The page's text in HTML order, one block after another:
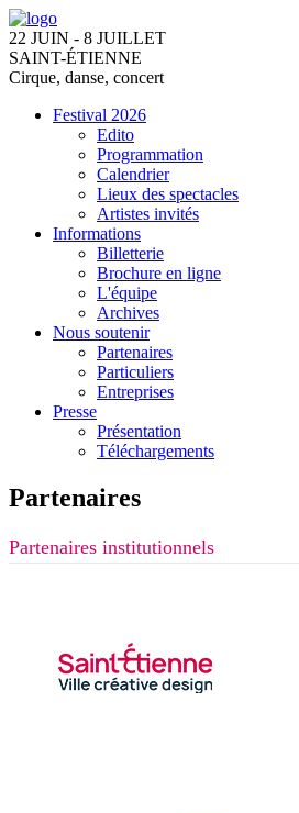
22 JUIN - 8 JUILLET
SAINT-ÉTIENNE
Cirque, danse, concert
Festival 2026
Edito
Programmation
Calendrier
Lieux des spectacles
Artistes invités
Informations
Billetterie
Brochure en ligne
L'équipe
Archives
Nous soutenir
Partenaires
Particuliers
Entreprises
Presse
Présentation
Téléchargements
Partenaires
Partenaires institutionnels